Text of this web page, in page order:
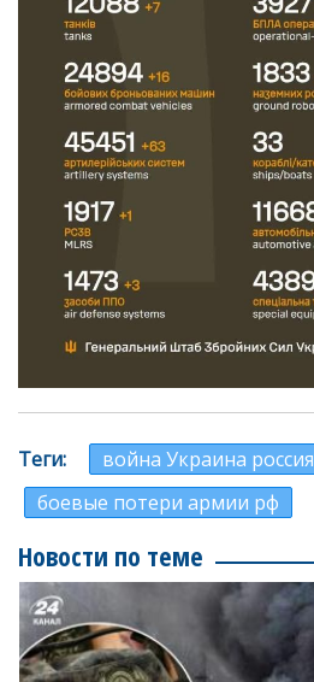
Теги война Украина россия
боевые потери армии рф
Новости по теме